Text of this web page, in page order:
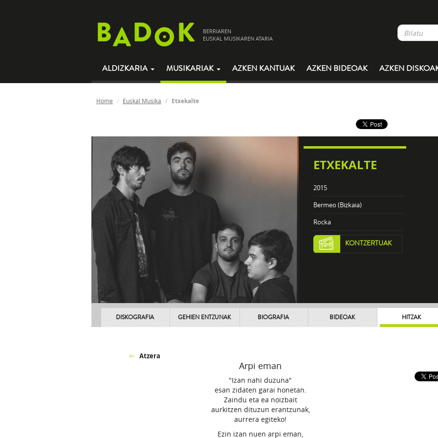
BERRIAREN
EUSKAL MUSIKAREN ATARIA
ALDIZKARIA MUSIKARIAK AZKEN KANTUAK AZKEN BIDEOAK AZKEN
Home Euskal Musika Etxekalte
ETXEKALTE
2015
Bermeo (Bizkaia)
Rocka
KONTZERTUAK
DISKOGRAFIA GEHIEN ENTZUNAK BIOGRAFIA BIDEOAK HITZAK
Atzera
Arpi eman
"Izan nahi duzuna"
esan zidaten garai honetan.
Zaindu eta ea noizbait
aurkitzen dituzun erantzunak,
aurrera egiteko!
Ezin izan nuen arpi eman,